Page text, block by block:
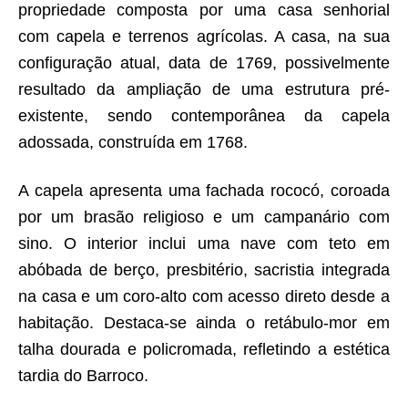
propriedade composta por uma casa senhorial
com capela e terrenos agrícolas. A casa, na sua
configuração atual, data de 1769, possivelmente
resultado da ampliação de uma estrutura pré-
existente, sendo contemporânea da capela
adossada, construída em 1768.
A capela apresenta uma fachada rococó, coroada
por um brasão religioso e um campanário com
sino. O interior inclui uma nave com teto em
abóbada de berço, presbitério, sacristia integrada
na casa e um coro-alto com acesso direto desde a
habitação. Destaca-se ainda o retábulo-mor em
talha dourada e policromada, refletindo a estética
tardia do Barroco.